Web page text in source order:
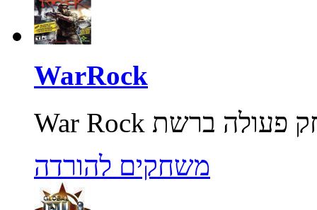
WarRock
משחקים להורדה